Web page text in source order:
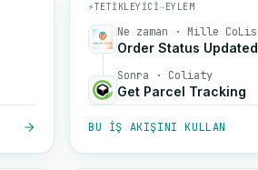
⚡TETIKLEYICI→EYLEM
Ne zaman · Mille CoLis
Order Status Updated
Sonra · Coliaty
Get Parcel Tracking
BU IŞ AKIŞINI KULLAN